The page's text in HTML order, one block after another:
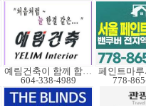
예림건축이 함께 합니다
604-338-4989
페인트마
778-